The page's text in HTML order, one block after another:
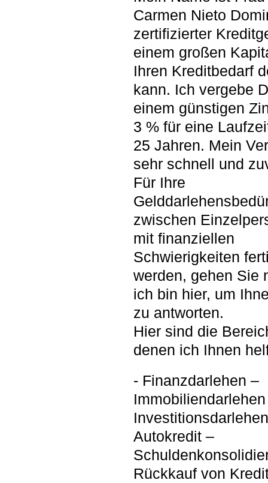
Carmen Nieto
zertifizierter
einem großen
Ihren Kreditbedarf
kann. Ich vergebe
einem günstigen
3 % für eine
25 Jahren. Mein
sehr schnell und
Für Ihre
zwischen
mit finanziellen
Schwierigkeiten
werden, gehen Sie
ich bin hier, um
zu antworten.
Hier sind die
denen ich Ihnen
- Finanzdarlehen –
Autokredit –
Rückkauf von